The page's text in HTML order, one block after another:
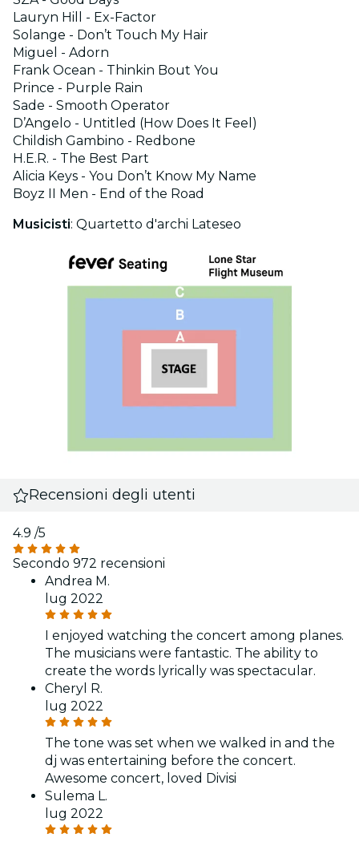
Lauryn Hill - Ex-Factor
Solange - Don’t Touch My Hair
Miguel - Adorn
Frank Ocean - Thinkin Bout You
Prince - Purple Rain
Sade - Smooth Operator
D’Angelo - Untitled (How Does It Feel)
Childish Gambino - Redbone
H.E.R. - The Best Part
Alicia Keys - You Don’t Know My Name
Boyz II Men - End of the Road
Musicisti: Quartetto d'archi Lateseo
Recensioni degli utenti
4.9 /5
Secondo 972 recensioni
Andrea M.
lug 2022
I enjoyed watching the concert among planes.
The musicians were fantastic. The ability to
create the words lyrically was spectacular.
Cheryl R.
lug 2022
The tone was set when we walked in and the
dj was entertaining before the concert.
Awesome concert, loved Divisi
Sulema L.
lug 2022